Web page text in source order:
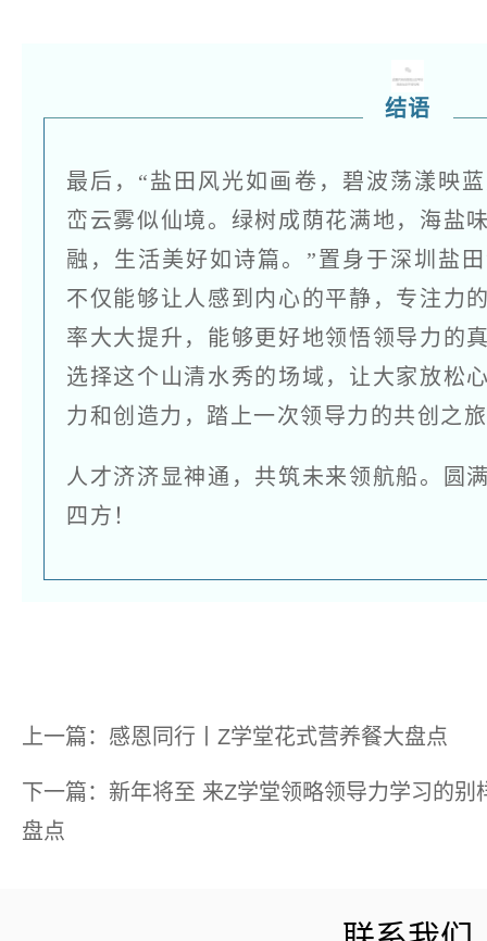
结语
最后，“盐田风光如画卷，碧波荡漾映
峦云雾似仙境。绿树成荫花满地，海盐
融，生活美好如诗篇。”置身于深圳盐
不仅能够让人感到内心的平静，专注力
率大大提升，能够更好地领悟领导力的
选择这个山清水秀的场域，让大家放松
力和创造力，踏上一次领导力的共创之
人才济济显神通， 共筑未来领航船。圆
四方！
上一篇：感恩同行丨Z学堂花式营养餐大盘点
下一篇：新年将至 来Z学堂领略领导力学习的
盘点